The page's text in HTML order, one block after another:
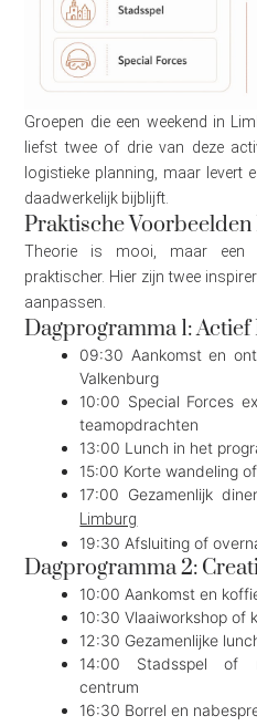
Groepen die een weekend in
liefst twee of drie van deze
logistieke planning, maar levert
daadwerkelijk bijblijft.
Praktische
Theorie is mooi, maar een
praktischer. Hier zijn twee
aanpassen.
Dagprogramma 1:
09:30 Aankomst en
Valkenburg
10:00 Special Forces
teamopdrachten
13:00 Lunch in het
15:00 Korte wandeling
17:00 Gezamenlijk
Limburg
19:30 Afsluiting of
Dagprogramma 2:
10:00 Aankomst en
10:30 Vlaaiworkshop of
12:30 Gezamenlijke
14:00 Stadsspel of
centrum
16:30 Borrel en